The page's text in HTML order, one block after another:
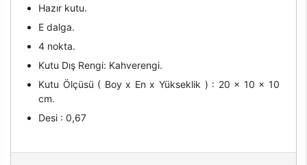
Hazır kutu.
E dalga.
4 nokta.
Kutu Dış Rengi: Kahverengi.
Kutu Ölçüsü ( Boy x En x Yükseklik ) : 20 x 10 x 10
cm.
Desi : 0,67